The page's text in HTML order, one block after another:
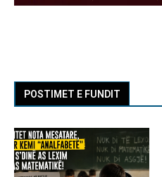
POSTIMET E FUNDIT